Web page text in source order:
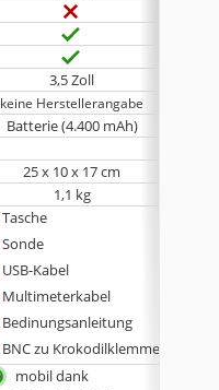
3,5 Zoll
keine Herstellerangabe
Batterie (4.400 mAh)
25 x 10 x 17 cm
1,1 kg
Tasche
Sonde
USB-Kabel
Multimeterkabel
Bedinungsanleitung
BNC zu Krokodilklemme
mobil dank